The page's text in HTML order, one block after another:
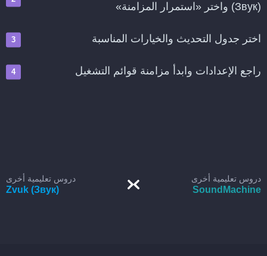
(Звук) واختر «استمرار المزامنة»
اختر جدول التحديث والخيارات المناسبة
راجع الإعدادات وابدأ مزامنة قوائم التشغيل
دروس تعليمية أخرى
SoundMachine
دروس تعليمية أخرى
Zvuk (Звук)